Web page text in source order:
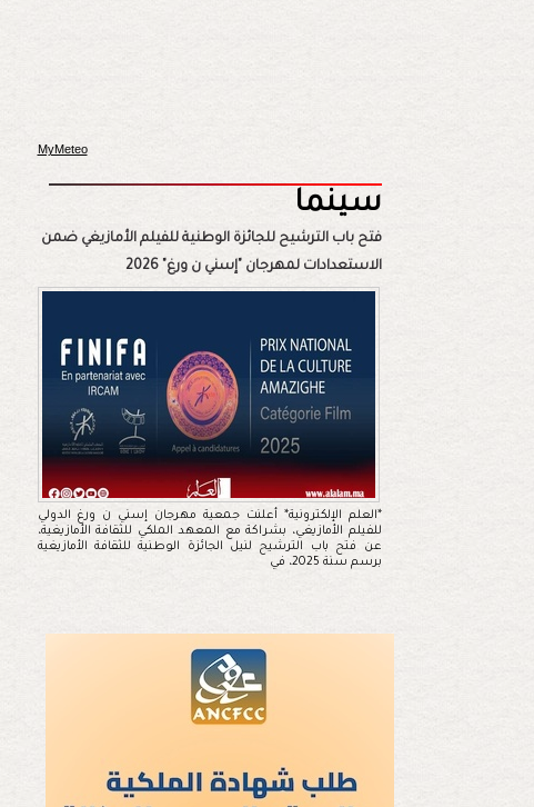
MyMeteo
سينما
فتح باب الترشيح للجائزة الوطنية للفيلم الأمازيغي ضمن
الاستعدادات لمهرجان "إسني ن ورغ" 2026
*العلم الإلكترونية* أعلنت جمعية مهرجان إسني ن ورغ الدولي
للفيلم الأمازيغي، بشراكة مع المعهد الملكي للثقافة الأمازيغية،
عن فتح باب الترشيح لنيل الجائزة الوطنية للثقافة الأمازيغية
برسم سنة 2025، في